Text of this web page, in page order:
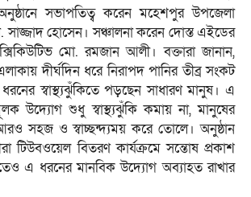
সভাপতিত্ব করেন মহেশপুর উপজেলা
সাজ্জাদ হোসেন। সঞ্চালনা করেন দোস্ত এইডের
মো. রমজান আলী। বক্তারা জানান,
এলাকায় দীর্ঘদিন ধরে নিরাপদ পানির তীব্র সংকট
স্বাস্থ্যঝুঁকিতে পড়ছেন সাধারণ মানুষ। এ
উদ্যোগ শুধু স্বাস্থ্যঝুঁকি কমায় না, মানুষের
সহজ ও স্বাচ্ছন্দ্যময় করে তোলে। অনুষ্ঠান
টিউবওয়েল বিতরণ কার্যক্রমে সন্তোষ প্রকাশ
এ ধরনের মানবিক উদ্যোগ অব্যাহত রাখার